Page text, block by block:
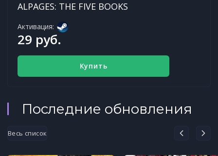
ALPAGES: THE FIVE BOOKS
Активация:
29 руб.
Купить
Последние обновления
Весь список